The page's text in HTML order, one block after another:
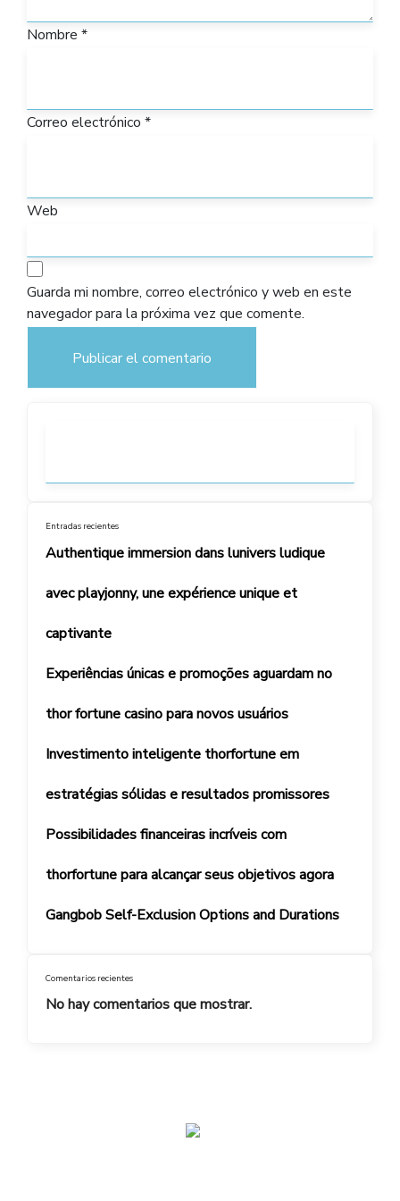
Nombre *
Correo electrónico *
Web
Guarda mi nombre, correo electrónico y web en este
navegador para la próxima vez que comente.
Entradas recientes
Authentique immersion dans lunivers ludique
avec playjonny, une expérience unique et
captivante
Experiências únicas e promoções aguardam no
thor fortune casino para novos usuários
Investimento inteligente thorfortune em
estratégias sólidas e resultados promissores
Possibilidades financeiras incríveis com
thorfortune para alcançar seus objetivos agora
Gangbob Self-Exclusion Options and Durations
Comentarios recientes
No hay comentarios que mostrar.